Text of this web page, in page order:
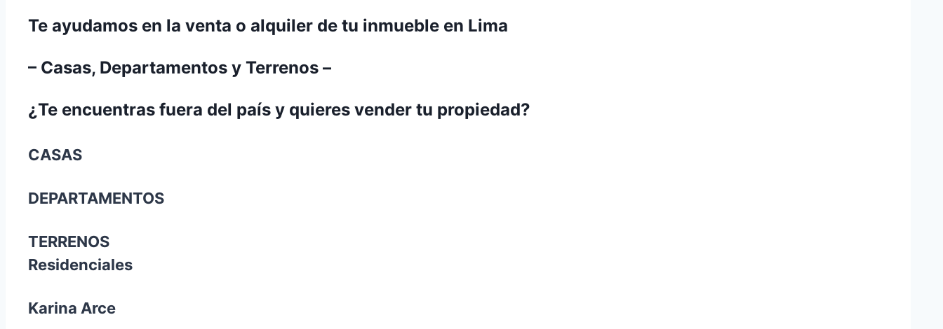
Te ayudamos en la venta o alquiler de tu inmueble en Lima
– Casas, Departamentos y Terrenos –
¿Te encuentras fuera del país y quieres vender tu propiedad?
CASAS
DEPARTAMENTOS
TERRENOS
Residenciales
Karina Arce